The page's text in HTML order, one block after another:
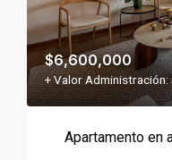
$6,600,000
+ Valor
Apartamento en